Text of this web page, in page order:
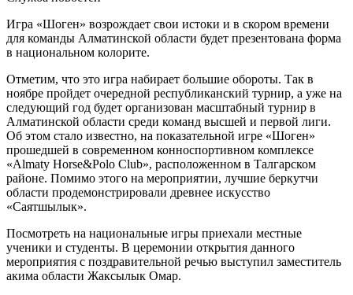
Игра «Шоген» возрождает свои истоки и в скором времени
для команды Алматинской области будет презентована форма
в национальном колорите.
Отметим, что это игра набирает большие обороты. Так в
ноябре пройдет очередной республиканский турнир, а уже на
следующий год будет организован масштабный турнир в
Алматинской области среди команд высшей и первой лиги.
Об этом стало известно, на показательной игре «Шоген»
прошедшей в современном конноспортивном комплексе
«Almaty Horse&Polo Club», расположенном в Талгарском
районе. Помимо этого на мероприятии, лучшие беркутчи
области продемонстрировали древнее искусство
«Саятшылык».
Посмотреть на национальные игры приехали местные
ученики и студенты. В церемонии открытия данного
мероприятия с поздравительной речью выступил заместитель
акима области Жаксылык Омар.